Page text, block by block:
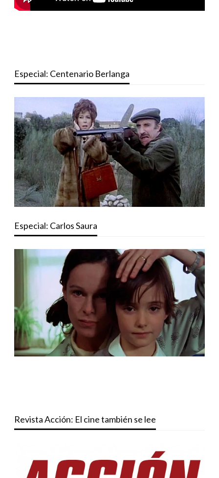
Especial: Centenario Berlanga
Especial: Carlos Saura
Revista Acción: El cine también se lee